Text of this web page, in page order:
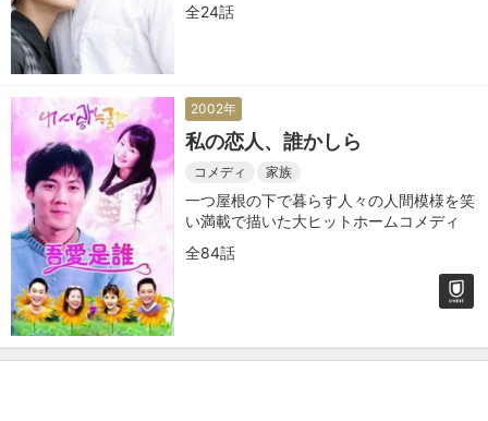
全24話
2002年
私の恋人、誰かしら
コメディ 家族
一つ屋根の下で暮らす人々の人間模様を笑
い満載で描いた大ヒットホームコメディ
全84話